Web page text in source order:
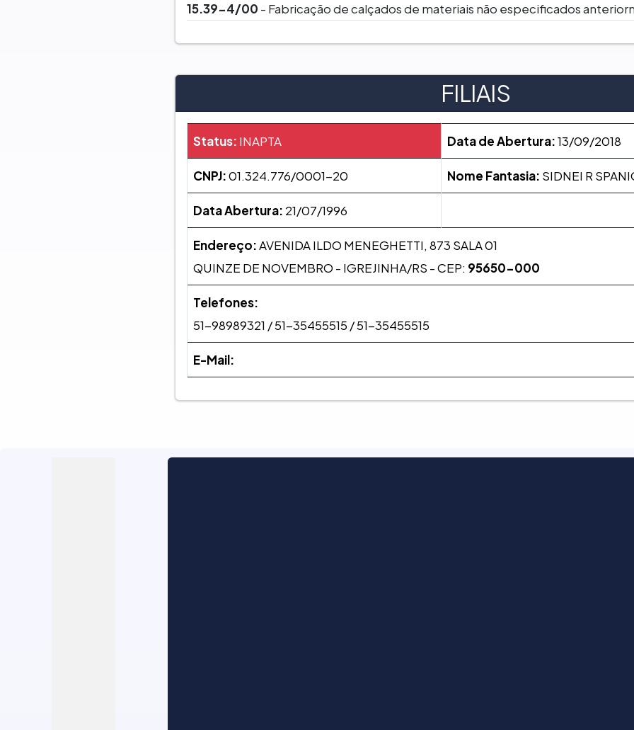
15.39-4/00 - Fabricação de calçados de materiais não especificados
FILIAIS
Status: INAPTA Data de Abertura:13/09/2018
CNPJ:01.324.776/0001-20 Nome Fantasia: SIDNEI R
Data Abertura: 21/07/1996
Endereço:AVENIDA ILDO MENEGHETTI, 873 SALA 01
QUINZE DE NOVEMBRO - IGREJINHA/RS - CEP: 95650-000
Telefones:
51-98989321 / 51-35455515 / 51-35455515
E-Mail: